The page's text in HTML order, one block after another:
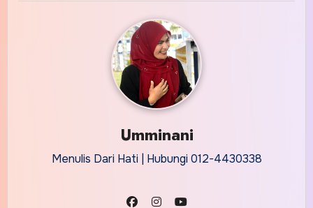
Umminani
Menulis Dari Hati | Hubungi 012-4430338